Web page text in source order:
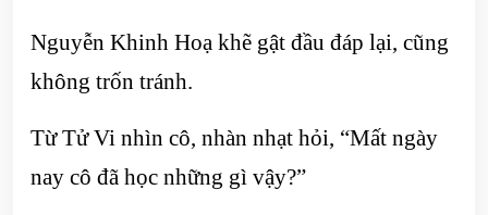
Nguyễn Khinh Hoạ khẽ gật đầu đáp lại, cũng
không trốn tránh.
Từ Tử Vi nhìn cô, nhàn nhạt hỏi, “Mất ngày
nay cô đã học những gì vậy?”